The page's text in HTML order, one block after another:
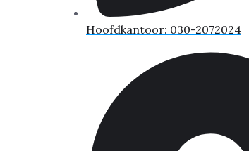
Hoofdkantoor: 030-2072024